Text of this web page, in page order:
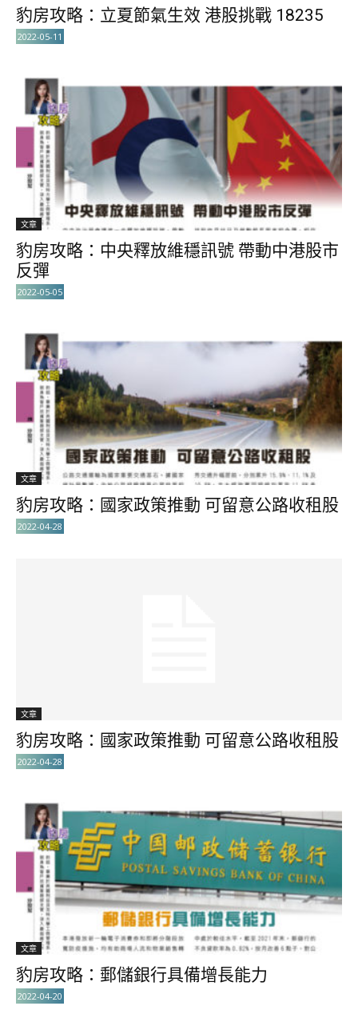
豹房攻略：立夏節氣生效 港股挑戰 18235
2022-05-11
文章
豹房攻略：中央釋放維穩訊號 帶動中港股市
反彈
2022-05-05
文章
豹房攻略：國家政策推動 可留意公路收租股
2022-04-28
文章
豹房攻略：國家政策推動 可留意公路收租股
2022-04-28
文章
豹房攻略：郵儲銀行具備增長能力
2022-04-20